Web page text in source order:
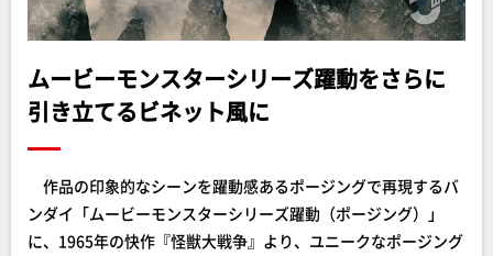
ムービーモンスターシリーズ躍動をさらに
引き立てるビネット風に
作品の印象的なシーンを躍動感あるポージングで再現するバ
ンダイ「ムービーモンスターシリーズ躍動（ポージング）」
に、1965年の快作『怪獣大戦争』より、ユニークなポージング